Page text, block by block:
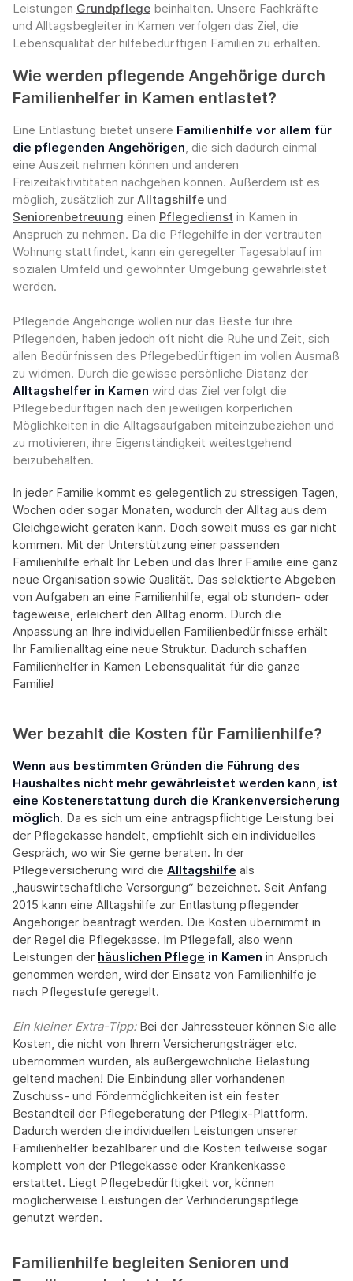
Leistungen Grundpflege beinhalten. Unsere Fachkräfte
und Alltagsbegleiter in Kamen verfolgen das Ziel, die
Lebensqualität der hilfebedürftigen Familien zu erhalten.
Wie werden pflegende Angehörige durch
Familienhelfer in Kamen entlastet?
Eine Entlastung bietet unsere Familienhilfe vor allem für
die pflegenden Angehörigen, die sich dadurch einmal
eine Auszeit nehmen können und anderen
Freizeitaktivititaten nachgehen können. Außerdem ist es
möglich, zusätzlich zur Alltagshilfe und
Seniorenbetreuung einen Pflegedienst in Kamen in
Anspruch zu nehmen. Da die Pflegehilfe in der vertrauten
Wohnung stattfindet, kann ein geregelter Tagesablauf im
sozialen Umfeld und gewohnter Umgebung gewährleistet
werden.
Pflegende Angehörige wollen nur das Beste für ihre
Pflegenden, haben jedoch oft nicht die Ruhe und Zeit, sich
allen Bedürfnissen des Pflegebedürftigen im vollen Ausmaß
zu widmen. Durch die gewisse persönliche Distanz der
Alltagshelfer in Kamen wird das Ziel verfolgt die
Pflegebedürftigen nach den jeweiligen körperlichen
Möglichkeiten in die Alltagsaufgaben miteinzubeziehen und
zu motivieren, ihre Eigenständigkeit weitestgehend
beizubehalten.
In jeder Familie kommt es gelegentlich zu stressigen Tagen,
Wochen oder sogar Monaten, wodurch der Alltag aus dem
Gleichgewicht geraten kann. Doch soweit muss es gar nicht
kommen. Mit der Unterstützung einer passenden
Familienhilfe erhält Ihr Leben und das Ihrer Familie eine ganz
neue Organisation sowie Qualität. Das selektierte Abgeben
von Aufgaben an eine Familienhilfe, egal ob stunden- oder
tageweise, erleichert den Alltag enorm. Durch die
Anpassung an Ihre individuellen Familienbedürfnisse erhält
Ihr Familienalltag eine neue Struktur. Dadurch schaffen
Familienhelfer in Kamen Lebensqualität für die ganze
Familie!
Wer bezahlt die Kosten für Familienhilfe?
Wenn aus bestimmten Gründen die Führung des
Haushaltes nicht mehr gewährleistet werden kann, ist
eine Kostenerstattung durch die Krankenversicherung
möglich. Da es sich um eine antragspflichtige Leistung bei
der Pflegekasse handelt, empfiehlt sich ein individuelles
Gespräch, wo wir Sie gerne beraten. In der
Pflegeversicherung wird die Alltagshilfe als
„hauswirtschaftliche Versorgung“ bezeichnet. Seit Anfang
2015 kann eine Alltagshilfe zur Entlastung pflegender
Angehöriger beantragt werden. Die Kosten übernimmt in
der Regel die Pflegekasse. Im Pflegefall, also wenn
Leistungen der häuslichen Pflege in Kamen in Anspruch
genommen werden, wird der Einsatz von Familienhilfe je
nach Pflegestufe geregelt.
Ein kleiner Extra-Tipp:‍ Bei der Jahressteuer können Sie alle
Kosten, die nicht von Ihrem Versicherungsträger etc.
übernommen wurden, als außergewöhnliche Belastung
geltend machen! Die Einbindung aller vorhandenen
Zuschuss- und Fördermöglichkeiten ist ein fester
Bestandteil der Pflegeberatung der Pflegix-Plattform.
Dadurch werden die individuellen Leistungen unserer
Familienhelfer bezahlbarer und die Kosten teilweise sogar
komplett von der Pflegekasse oder Krankenkasse
erstattet. Liegt Pflegebedürftigkeit vor, können
möglicherweise Leistungen der Verhinderungspflege
genutzt werden.
Familienhilfe begleiten Senioren und